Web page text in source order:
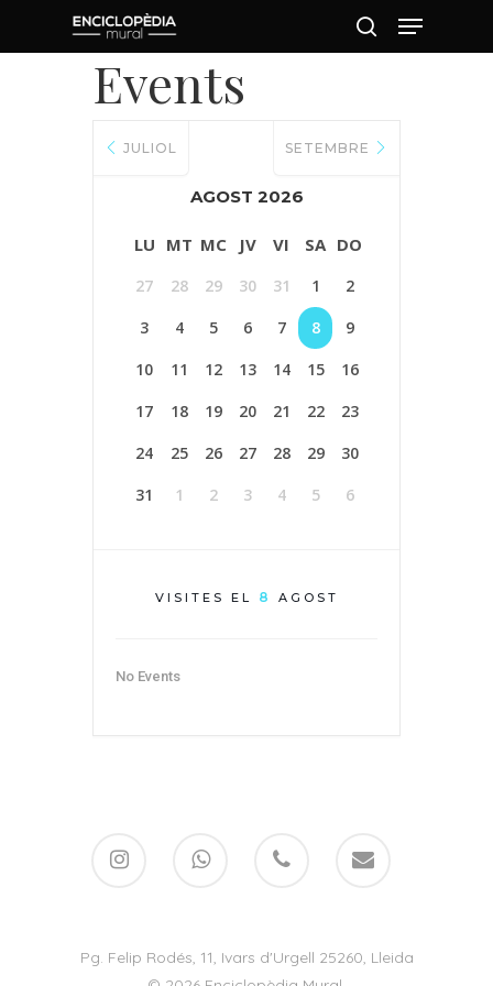
a tancar
Events
JULIOL
AGOST 2026
SETEMBRE
LU MT MC JV VI SA DO
27 28 29 30 31 1
2
3
4 5 6 7 8
9
10
11 12 13 14 15
16
17
18 19 20 21 22
23
24
25 26 27 28 29
30
31
1 2 3 4 5 6
VISITES EL 8 AGOST
No Events
Pg. Felip Rodés, 11, Ivars d'Urgell 25260, Lleida
Inici
Murals
El Projecte
L’artista
El Procés
Ivars D’Urgell